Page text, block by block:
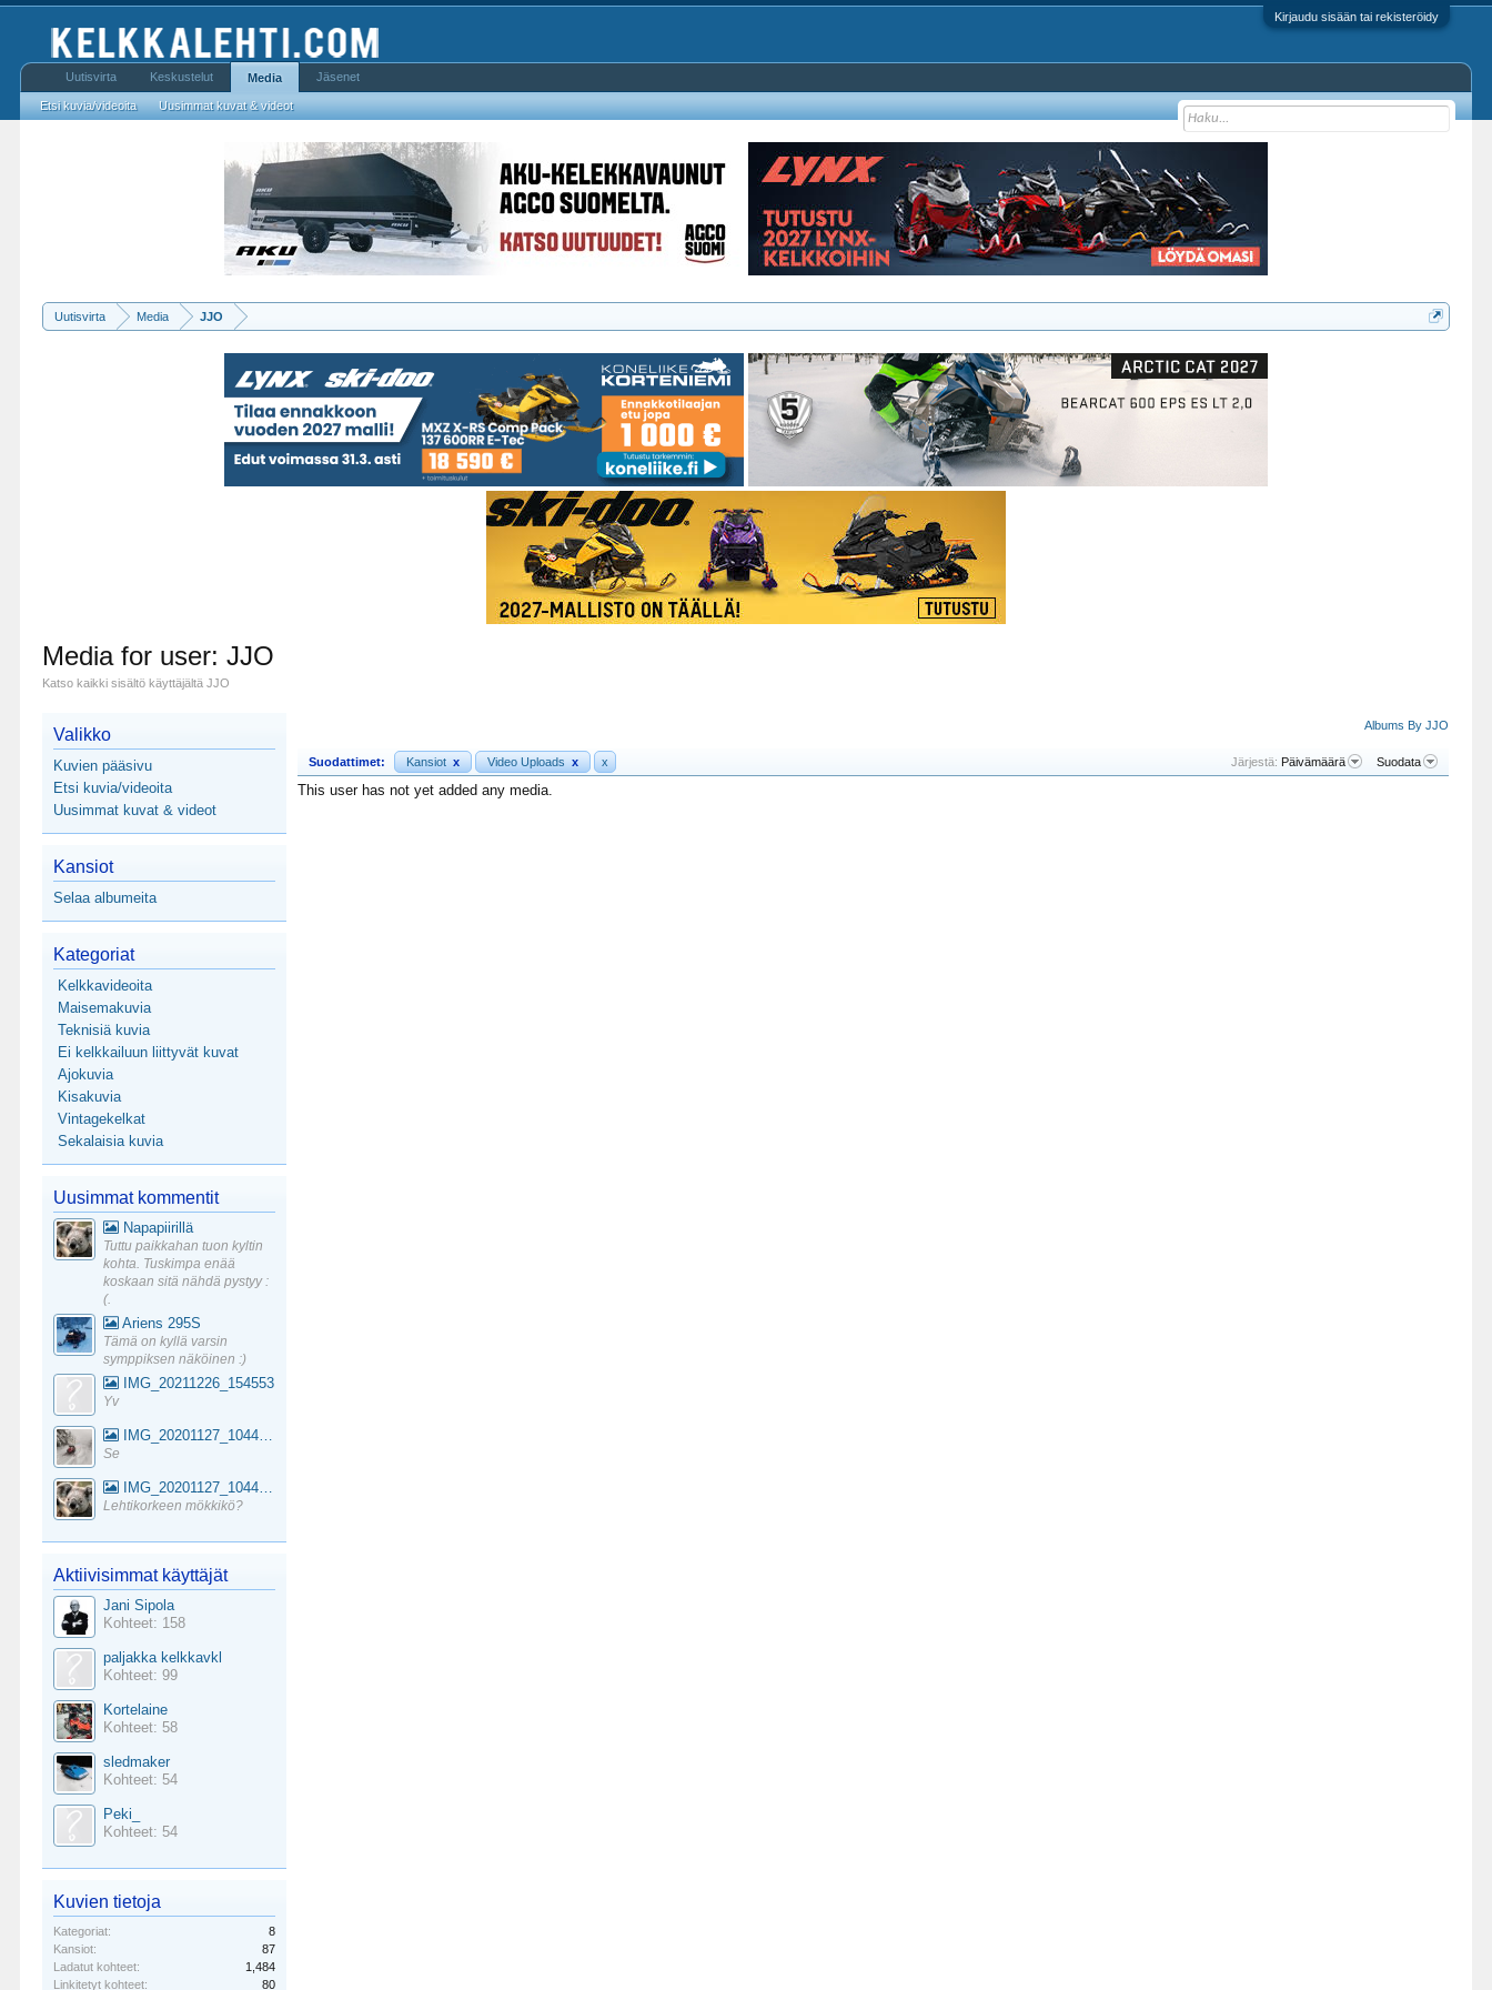
Kirjaudu sisään tai rekisteröidy
Uutisvirta Media JJO
Media for user: JJO
Katso kaikki sisältö käyttäjältä JJO
Albums By JJO
Suodattimet: Kansiot x Video Uploads x x Järjestä: Päivämäärä Suodata
This user has not yet added any media.
Valikko
Kuvien pääsivu
Etsi kuvia/videoita
Uusimmat kuvat & videot
Kansiot
Selaa albumeita
Kategoriat
Kelkkavideoita
Maisemakuvia
Teknisiä kuvia
Ei kelkkailuun liittyvät kuvat
Ajokuvia
Kisakuvia
Vintagekelkat
Sekalaisia kuvia
Uusimmat kommentit
Napapiirillä
Tuttu paikkahan tuon kyltin
kohta. Tuskimpa enää
koskaan sitä nähdä pystyy :
(.
Ariens 295S
Tämä on kyllä varsin
symppiksen näköinen :)
IMG_20211226_154553
Yv
IMG_20201127_104441_1
Se
IMG_20201127_104441_1
Lehtikorkeen mökkikö?
Aktiivisimmat käyttäjät
Jani Sipola
Kohteet: 158
paljakka kelkkavkl
Kohteet: 99
Kortelaine
Kohteet: 58
sledmaker
Kohteet: 54
Peki_
Kohteet: 54
Kuvien tietoja
Kategoriat:
8
Kansiot:
87
Ladatut kohteet:
1,484
Linkitetyt kohteet:
80
Uutisvirta Keskustelut Media
Etsi kuvia/videoita Uusimmat kuvat & videot
Jäsenet